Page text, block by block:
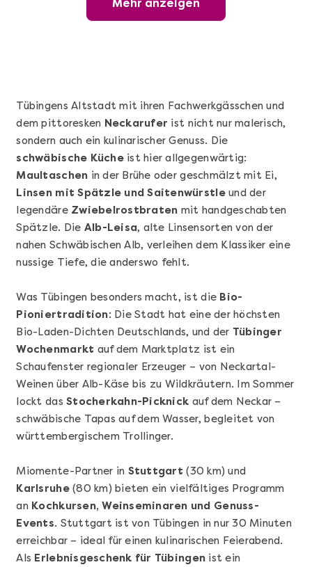
Wunderschöner Weinabend
Mehr anzeigen
Grundkurs Sushi
Sushi Basic Kurs Bonn
Mehr anzeigen
Tübingens Altstadt mit ihren Fachwerkgässchen und
dem pittoresken Neckarufer ist nicht nur malerisch,
sondern auch ein kulinarischer Genuss. Die
schwäbische Kücheist hier allgegenwärtig:
Maultaschen in der Brühe oder geschmälzt mit Ei,
Linsen mit Spätzle und Saitenwürstleund der
legendäre Zwiebelrostbraten mit handgeschabten
Spätzle. Die Alb-Leisa, alte Linsensorten von der
nahen Schwäbischen Alb, verleihen dem Klassiker eine
nussige Tiefe, die anderswo fehlt.
Was Tübingen besonders macht, ist die Bio-
Pioniertradition: Die Stadt hat eine der höchsten
Bio-Laden-Dichten Deutschlands, und der Tübinger
Wochenmarkt auf dem Marktplatz ist ein
Schaufenster regionaler Erzeuger – von Neckartal-
Weinen über Alb-Käse bis zu Wildkräutern. Im Sommer
lockt dasStocherkahn-Picknick auf dem Neckar –
schwäbische Tapas auf dem Wasser, begleitet von
württembergischem Trollinger.
Miomente-Partner in Stuttgart (30 km) und
Karlsruhe(80 km) bieten ein vielfältiges Programm
an Kochkursen, Weinseminaren und Genuss-
Events. Stuttgart ist von Tübingen in nur 30 Minuten
erreichbar – ideal für einen kulinarischen Feierabend.
Als Erlebnisgeschenk für Tübingen ist ein